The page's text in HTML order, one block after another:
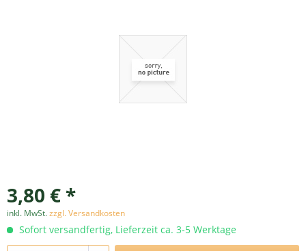
3,80 € *
inkl. MwSt.zzgl. Versandkosten
Sofort versandfertig, Lieferzeit ca. 3-5 Werktage